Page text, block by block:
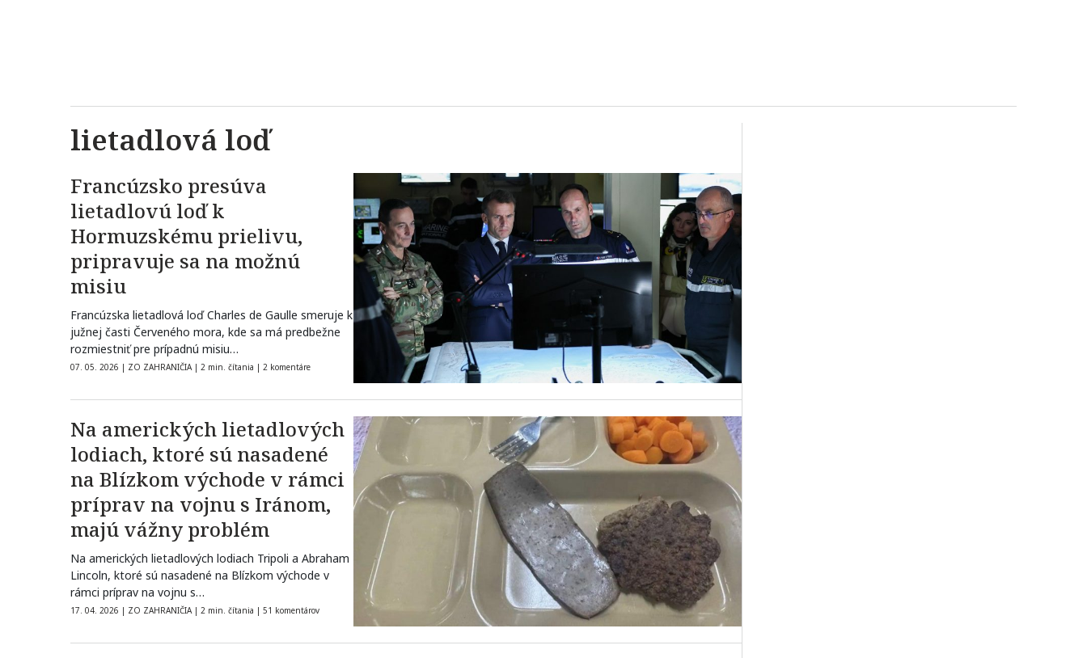
lietadlová loď
Francúzsko presúva
lietadlovú loď k
Hormuzskému prielivu,
pripravuje sa na možnú
misiu
Francúzska lietadlová loď Charles de Gaulle smeruje k
južnej časti Červeného mora, kde sa má predbežne
rozmiestniť pre prípadnú misiu…
07. 05. 2026 | ZO ZAHRANIČIA | 2 min. čítania | 2 komentáre
Na amerických lietadlových
lodiach, ktoré sú nasadené
na Blízkom východe v rámci
príprav na vojnu s Iránom,
majú vážny problém
Na amerických lietadlových lodiach Tripoli a Abraham
Lincoln, ktoré sú nasadené na Blízkom východe v
rámci príprav na vojnu s…
17. 04. 2026 | ZO ZAHRANIČIA | 2 min. čítania | 51 komentárov